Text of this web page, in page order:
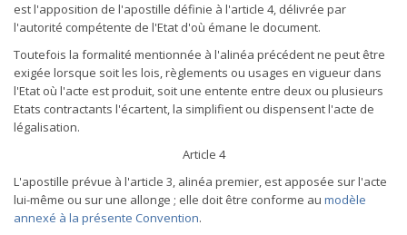
est l'apposition de l'apostille définie à l'article 4, délivrée par
l'autorité compétente de l'Etat d'où émane le document.
Toutefois la formalité mentionnée à l'alinéa précédent ne peut être
exigée lorsque soit les lois, règlements ou usages en vigueur dans
l'Etat où l'acte est produit, soit une entente entre deux ou plusieurs
Etats contractants l'écartent, la simplifient ou dispensent l'acte de
légalisation.
Article 4
L'apostille prévue à l'article 3, alinéa premier, est apposée sur l'acte
lui-même ou sur une allonge ; elle doit être conforme au modèle
annexé à la présente Convention.